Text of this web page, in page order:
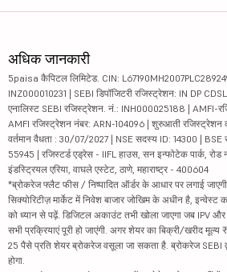
अधिक जानकारी
5paisa कैपिटल लिमिटेड. CIN:
INZ000010231 | SEBI डिपॉजिटरी रजिस्ट्रेशन: IN DP
एनालिस्ट SEBI रजिस्ट्रेशन. नं.: INH000025188 | AMFI-
AMFI रजिस्ट्रेशन नंबर: ARN-104096 | शुरुआती रजिस्ट्रेशन
वर्तमान वैधता : 30/07/2027 | NSE सदस्य ID: 14300 |
55945 | रजिस्टर्ड एड्रेस - IIFL हाउस, सन इन्फोटेक पार्क, रोड
इंडस्ट्रियल एरिया, वाघले एस्टेट, ठाणे, महाराष्ट्र - 400604
*ब्रोकरेज फ्लैट फीस / निष्पादित ऑर्डर के आधार पर लगाई
सिक्योरिटीज़ मार्केट में निवेश बाजार जोखिम के अधीन है,
को ध्यान से पढ़ें. डिजिटल अकाउंट तभी खोला जाएगा जब IPV
सभी प्रक्रियाएं पूरी हो जाएंगी. अगर शेयर का बिक्री/खरीद
25 पैसे प्रति शेयर ब्रोकरेज वसूला जा सकता है. ब्रोकरेज SEBI
होगा.